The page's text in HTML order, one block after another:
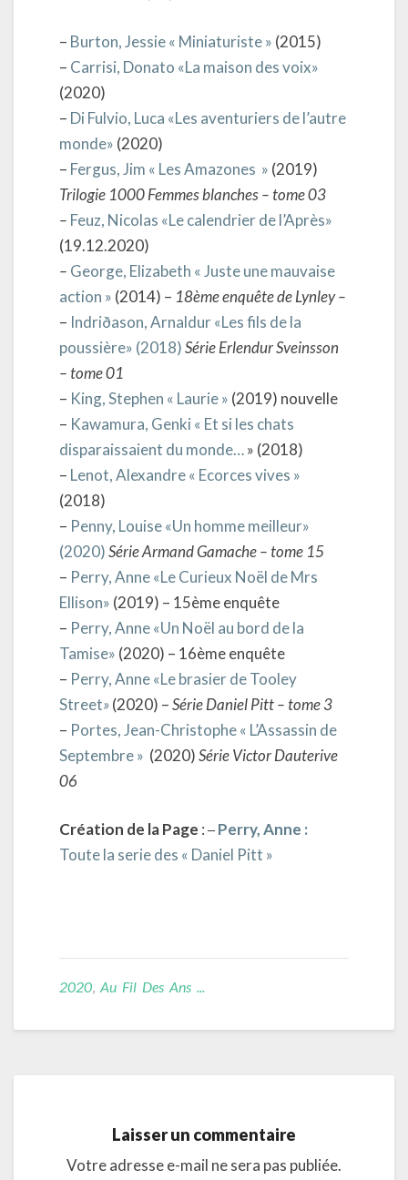
– Burton, Jessie « Miniaturiste » (2015)
– Carrisi, Donato «La maison des voix»
(2020)
– Di Fulvio, Luca «Les aventuriers de l’autre
monde» (2020)
– Fergus, Jim « Les Amazones » (2019)
Trilogie 1000 Femmes blanches – tome 03
– Feuz, Nicolas «Le calendrier de l’Après»
(19.12.2020)
– George, Elizabeth « Juste une mauvaise
action » (2014) – 18ème enquête de Lynley –
– Indriðason, Arnaldur «Les fils de la
poussière» (2018)Série Erlendur Sveinsson
– tome 01
– King, Stephen « Laurie » (2019) nouvelle
– Kawamura, Genki « Et si les chats
disparaissaient du monde…» (2018)
– Lenot, Alexandre « Ecorces vives »
(2018)
– Penny, Louise «Un homme meilleur»
(2020)Série Armand Gamache – tome 15
– Perry, Anne «Le Curieux Noël de Mrs
Ellison» (2019) – 15ème enquête
– Perry, Anne «Un Noël au bord de la
Tamise» (2020) – 16ème enquête
– Perry, Anne «Le brasier de Tooley
Street»(2020) –Série Daniel Pitt – tome 3
– Portes, Jean-Christophe « L’Assassin de
Septembre » (2020)Série Victor Dauterive
06
Création de la Page :–Perry, Anne :
Toute la serie des « Daniel Pitt »
2020, Au Fil Des Ans ...
Laisser un commentaire
Votre adresse e-mail ne sera pas publiée.